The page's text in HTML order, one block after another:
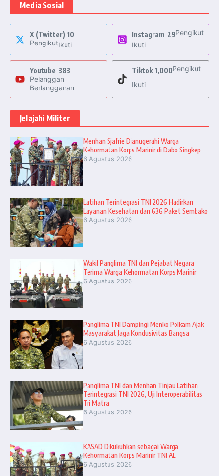
Media Sosial
X (Twitter) 10
PengikutIkuti
Instagram 29Pengikut
Ikuti
Youtube 383
Pelanggan
Berlangganan
Tiktok 1,000Pengikut
Ikuti
Jelajahi Militer
Menhan Sjafrie Dianugerahi Warga
Kehormatan Korps Marinir di Dabo Singkep
6 Agustus 2026
Latihan Terintegrasi TNI 2026 Hadirkan
Layanan Kesehatan dan 636 Paket Sembako
6 Agustus 2026
Wakil Panglima TNI dan Pejabat Negara
Terima Warga Kehormatan Korps Marinir
6 Agustus 2026
Panglima TNI Dampingi Menko Polkam Ajak
Masyarakat Jaga Kondusivitas Bangsa
6 Agustus 2026
Panglima TNI dan Menhan Tinjau Latihan
Terintegrasi TNI 2026, Uji Interoperabilitas
Tri Matra
6 Agustus 2026
KASAD Dikukuhkan sebagai Warga
Kehormatan Korps Marinir TNI AL
6 Agustus 2026